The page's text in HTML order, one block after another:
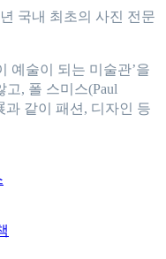
국내 최초의 사진 전문
예술이 되는 미술관’을
, 폴 스미스(Paul
과 같이 패션, 디자인 등